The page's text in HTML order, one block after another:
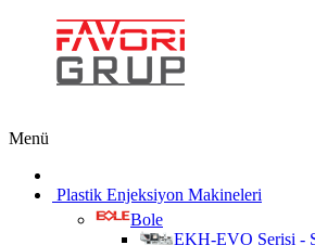
Menü
Plastik Enjeksiyon Makineleri
Bole
EKH-EVO Serisi -